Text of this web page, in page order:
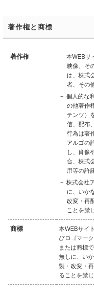
著作権と商標
著作権
－ 本WEBサ
映像、そ
は、株式
者、その
－ 個人的な
の他著作
テンツ）
信、配布
行為は著
アルゴの
し、肖像
合、株式
用等の許
－ 株式会社
に、いか
改変・再
ことを禁
商標
本WEBサイ
びロゴマー
または商標
無しに、い
製・改変・
ることを禁じ